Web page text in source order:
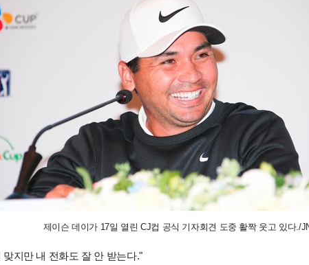
제이슨 데이가 17일 열린 CJ컵 공식 기자회견 도중 활짝 웃고 있다./
지만 내 전화도 잘 안 받는다."